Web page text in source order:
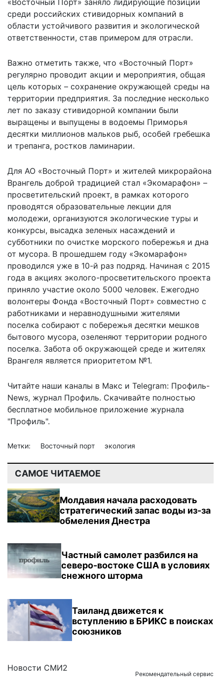
среди российских стивидорных компаний в
области устойчивого развития и экологической
ответственности, став примером для отрасли.
Важно отметить также, что «Восточный Порт»
регулярно проводит акции и мероприятия, общая
цель которых – сохранение окружающей среды на
территории предприятия. За последние несколько
лет по заказу стивидорной компании были
выращены и выпущены в водоемы Приморья
десятки миллионов мальков рыб, особей гребешка
и трепанга, ростков ламинарии.
Для АО «Восточный Порт» и жителей микрорайона
Врангель доброй традицией стал «Экомарафон» –
просветительский проект, в рамках которого
проводятся образовательные лекции для
молодежи, организуются экологические туры и
конкурсы, высадка зеленых насаждений и
субботники по очистке морского побережья и дна
от мусора. В прошедшем году «Экомарафон»
проводился уже в 10-й раз подряд. Начиная с 2015
года в акциях эколого-просветительского проекта
приняло участие около 5000 человек. Ежегодно
волонтеры Фонда «Восточный Порт» совместно с
работниками и неравнодушными жителями
поселка собирают с побережья десятки мешков
бытового мусора, озеленяют территории родного
поселка. Забота об окружающей среде и жителях
Врангеля является приоритетом №1.
Читайте наши каналы в Макс и Telegram: Профиль-
News, журнал Профиль. Скачивайте полностью
бесплатное мобильное приложение журнала
"Профиль".
Метки: Восточный порт экология
САМОЕ ЧИТАЕМОЕ
Молдавия начала расходовать
стратегический запас воды из-за
обмеления Днестра
Частный самолет разбился на
северо-востоке США в условиях
снежного шторма
Таиланд движется к
вступлению в БРИКС в поисках
союзников
Новости СМИ2
Рекомендательный сервис